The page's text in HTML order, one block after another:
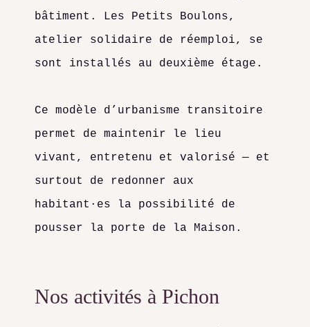
bâtiment. Les Petits Boulons,
atelier solidaire de réemploi, se
sont installés au deuxième étage.
Ce modèle d’urbanisme transitoire
permet de maintenir le lieu
vivant, entretenu et valorisé — et
surtout de redonner aux
habitant·es la possibilité de
pousser la porte de la Maison.
Nos activités à Pichon